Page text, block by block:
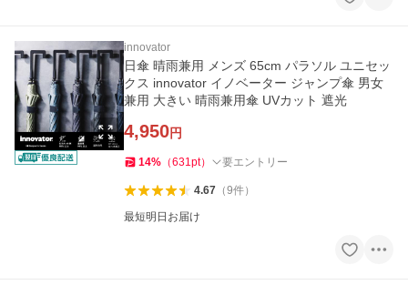
innovator
日傘 晴雨兼用 メンズ 65cm パラソル ユニセッ
クス innovator イノベーター ジャンプ傘 男女
兼用 大きい 晴雨兼用傘 UVカット 遮光
4,950円
14% （631pt） 要エントリー
4.67（9件）
最短明日お届け